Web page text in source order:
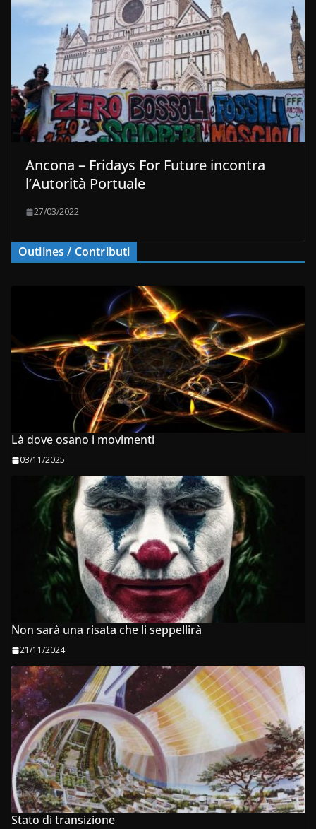
Ancona – Fridays For Future incontra
l’Autorità Portuale
27/03/2022
Outlines / Contributi
Là dove osano i movimenti
03/11/2025
Non sarà una risata che li seppellirà
21/11/2024
Stato di transizione